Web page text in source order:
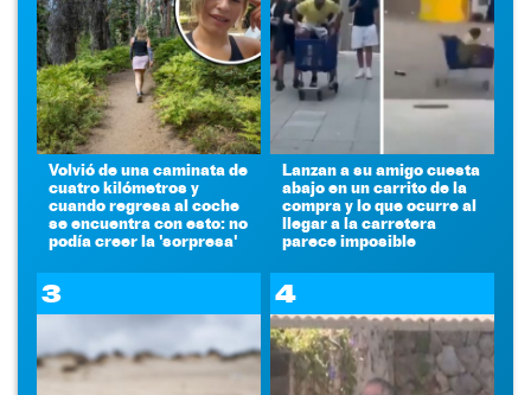
Volvió de una caminata de
cuatro kilómetros y
cuando regresa al coche
se encuentra con esto: no
podía creer la 'sorpresa'
Lanzan a su amigo cuesta
abajo en un carrito de la
compra y lo que ocurre al
llegar a la carretera
parece imposible
3 4